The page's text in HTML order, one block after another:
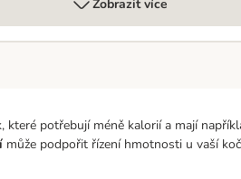
Zobrazit více
které potřebují méně kalorií a mají
může podpořit řízení hmotnosti u vaší